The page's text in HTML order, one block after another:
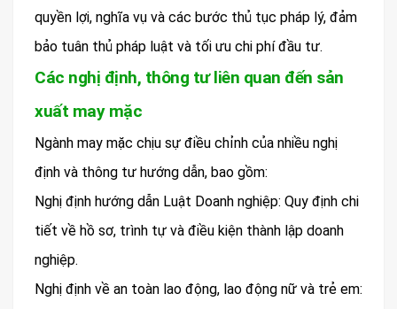
quyền lợi, nghĩa vụ và các bước thủ tục pháp lý, đảm
bảo tuân thủ pháp luật và tối ưu chi phí đầu tư.
Các nghị định, thông tư liên quan đến sản
xuất may mặc
Ngành may mặc chịu sự điều chỉnh của nhiều nghị
định và thông tư hướng dẫn, bao gồm:
Nghị định hướng dẫn Luật Doanh nghiệp: Quy định chi
tiết về hồ sơ, trình tự và điều kiện thành lập doanh
nghiệp.
Nghị định về an toàn lao động, lao động nữ và trẻ em: